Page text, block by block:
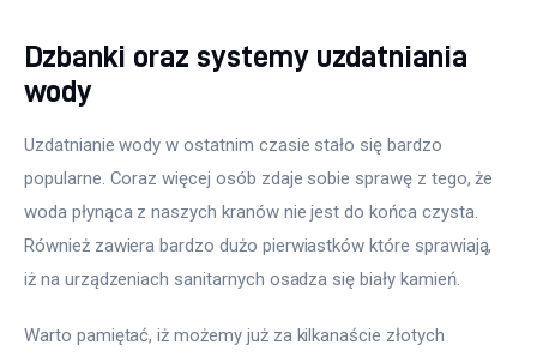
Dzbanki oraz systemy uzdatniania
wody
Uzdatnianie wody w ostatnim czasie stało się bardzo
popularne. Coraz więcej osób zdaje sobie sprawę z tego, że
woda płynąca z naszych kranów nie jest do końca czysta.
Również zawiera bardzo dużo pierwiastków które sprawiają,
iż na urządzeniach sanitarnych osadza się biały kamień.
Warto pamiętać, iż możemy już za kilkanaście złotych